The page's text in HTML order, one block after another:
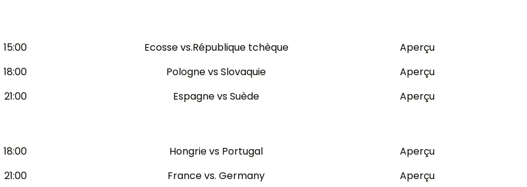
15:00 Ecosse vs.République tchèque
Aperçu
18:00 Pologne vs Slovaquie
Aperçu
21:00 Espagne vs Suède Aperçu
18:00 Hongrie vs Portugal
Aperçu
21:00 France vs. Germany Aperçu